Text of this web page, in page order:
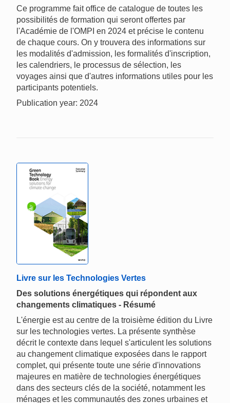
Ce programme fait office de catalogue de toutes les
possibilités de formation qui seront offertes par
l'Académie de l'OMPI en 2024 et précise le contenu
de chaque cours. On y trouvera des informations sur
les modalités d'admission, les formalités d'inscription,
les calendriers, le processus de sélection, les
voyages ainsi que d'autres informations utiles pour les
participants potentiels.
Publication year: 2024
Livre sur les Technologies Vertes
Des solutions énergétiques qui répondent aux
changements climatiques - Résumé
L'énergie est au centre de la troisième édition du Livre
sur les technologies vertes. La présente synthèse
décrit le contexte dans lequel s'articulent les solutions
au changement climatique exposées dans le rapport
complet, qui présente toute une série d'innovations
majeures en matière de technologies énergétiques
dans des secteurs clés de la société, notamment les
ménages et les communautés des zones urbaines et